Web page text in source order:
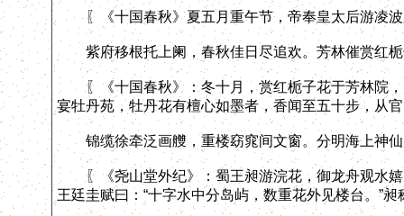
〖《十国春秋》夏五月重午节，帝奉皇太后游凌波
紫府移根托上阑，春秋佳日尽追欢。芳林催赏红栀
〖《十国春秋》：冬十月，赏红栀子花于芳林院，
宴牡丹苑，牡丹花有檀心如墨者，香闻至五十步，从
锦缆徐牵泛画艭，重楼窈窕间文窗。分明海上神仙
〖《尧山堂外纪》：蜀王昶游浣花，御龙舟观水嬉
王廷圭赋曰：“十字水中分岛屿，数重花外见楼台。”昶